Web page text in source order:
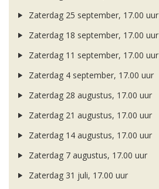
Zaterdag 25 september, 17.00 uur
Zaterdag 18 september, 17.00 uur
Zaterdag 11 september, 17.00 uur
Zaterdag 4 september, 17.00 uur
Zaterdag 28 augustus, 17.00 uur
Zaterdag 21 augustus, 17.00 uur
Zaterdag 14 augustus, 17.00 uur
Zaterdag 7 augustus, 17.00 uur
Zaterdag 31 juli, 17.00 uur